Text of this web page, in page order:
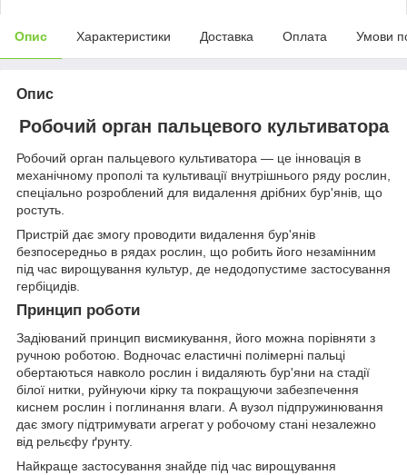
Опис Характеристики Доставка Оплата Умови
Опис
Робочий орган пальцевого культиватора
Робочий орган пальцевого культиватора — це інновація в
механічному прополі та культивації внутрішнього ряду рослин,
спеціально розроблений для видалення дрібних бур'янів, що
ростуть.
Пристрій дає змогу проводити видалення бур'янів
безпосередньо в рядах рослин, що робить його незамінним
під час вирощування культур, де недодопустиме застосування
гербіцидів.
Принцип роботи
Задіюваний принцип висмикування, його можна порівняти з
ручною роботою. Водночас еластичні полімерні пальці
обертаються навколо рослин і видаляють бур'яни на стадії
білої нитки, руйнуючи кірку та покращуючи забезпечення
киснем рослин і поглинання влаги. А вузол підпружинювання
дає змогу підтримувати агрегат у робочому стані незалежно
від рельєфу ґрунту.
Найкраще застосування знайде під час вирощування